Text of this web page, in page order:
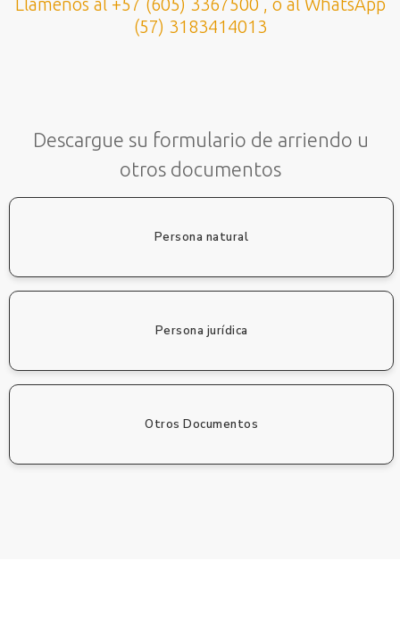
(57) 3183414013
Descargue su formulario de arriendo u
otros documentos
Persona natural
Persona jurídica
Otros Documentos